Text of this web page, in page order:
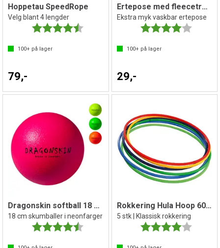
Hoppetau SpeedRope
Velg blant 4 lengder
Karakter:
4.1 av 5 mulige
100+ på lager
79,-
Ertepose med fleecetrekk 90 gr
Ekstra myk vaskbar ertepose
Karakter:
100+på lager
29,-
Dragonskin softball 18 cm
18 cm skumballer i neonfarger
Karakter:
4.8 av 5 mulige
Rokkering Hula Hoop 60 cm | ass.farger 5
5 stk | Klassisk rokkering
Karakter: